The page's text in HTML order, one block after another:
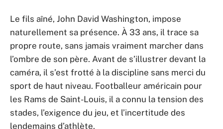
Le fils aîné, John David Washington, impose
naturellement sa présence. À 33 ans, il trace sa
propre route, sans jamais vraiment marcher dans
l’ombre de son père. Avant de s’illustrer devant la
caméra, il s’est frotté à la discipline sans merci du
sport de haut niveau. Footballeur américain pour
les Rams de Saint-Louis, il a connu la tension des
stades, l’exigence du jeu, et l’incertitude des
lendemains d’athlète.